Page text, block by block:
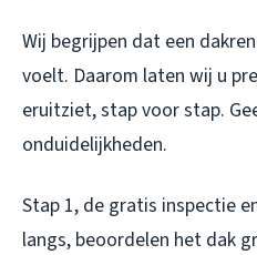
Wij begrijpen dat een
voelt. Daarom laten wij u
eruitziet, stap voor stap.
onduidelijkheden.
Stap 1, de gratis inspectie
langs, beoordelen het dak